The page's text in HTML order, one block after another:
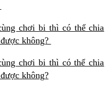
chơi bi thì có thể chia
không?
chơi bi thì có thể chia
không?